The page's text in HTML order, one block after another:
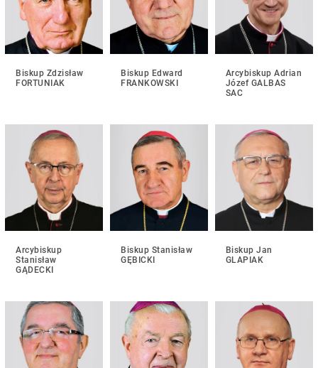
Biskup Zdzisław
FORTUNIAK
Biskup Edward
FRANKOWSKI
Arcybiskup Adrian
Józef GALBAS
SAC
Arcybiskup
Stanisław
GĄDECKI
Biskup Stanisław
GĘBICKI
Biskup Jan
GLAPIAK